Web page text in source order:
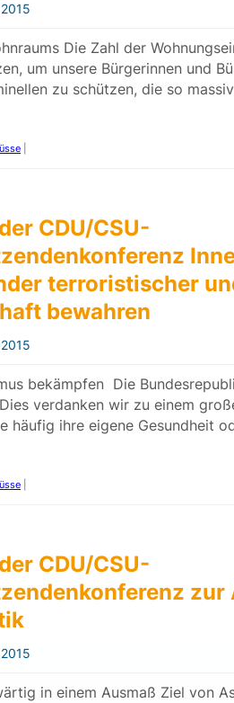
Die Zahl der
um unsere Bürgerinnen und
zu schützen, die so
CDU/CSU-
terroristischer
bewahren
bekämpfen Die
verdanken wir zu einem
häufig ihre eigene Gesundheit
CDU/CSU-
zur
in einem Ausmaß Ziel von